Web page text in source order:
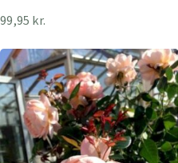
99,95 kr.